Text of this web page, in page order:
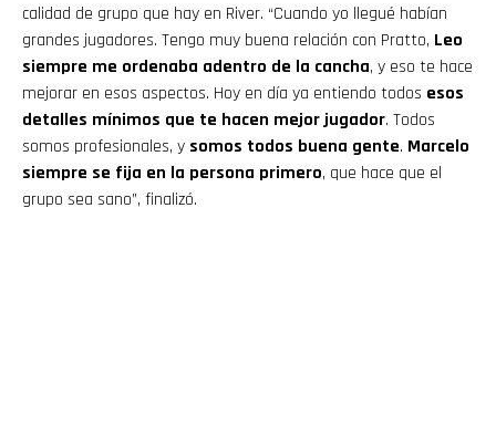
calidad de grupo que hay en River. “Cuando yo llegué habían
grandes jugadores. Tengo muy buena relación con Pratto, Leo
siempre me ordenaba adentro de la cancha, y eso te hace
mejorar en esos aspectos. Hoy en día ya entiendo todos esos
detalles mínimos que te hacen mejor jugador. Todos
somos profesionales, y somos todos buena gente. Marcelo
siempre se fija en la persona primero, que hace que el
grupo sea sano”, finalizó.
Flipboard